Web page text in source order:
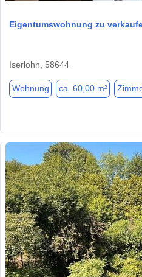
Eigentumswohnung zu
Iserlohn, 58644
Wohnung ca. 60,00 m²